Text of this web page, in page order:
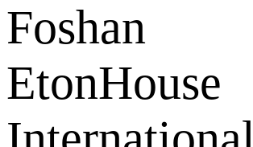
Foshan
EtonHouse